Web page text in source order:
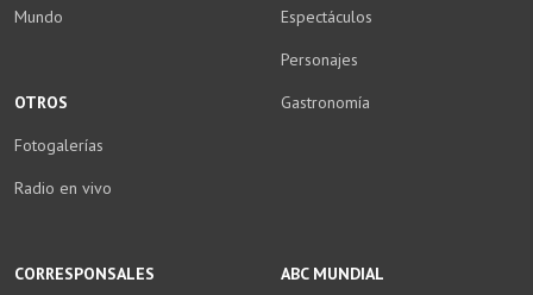
Mundo
Espectáculos
Personajes
Gastronomía
CORRESPONSALES
OTROS
Fotogalerías
Radio en vivo
ABC MUNDIAL